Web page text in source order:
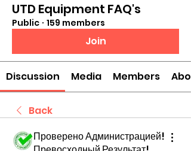
UTD Equipment FAQ's
Public · 159 members
Join
Discussion Media Members
Back
Проверено Администрацией!